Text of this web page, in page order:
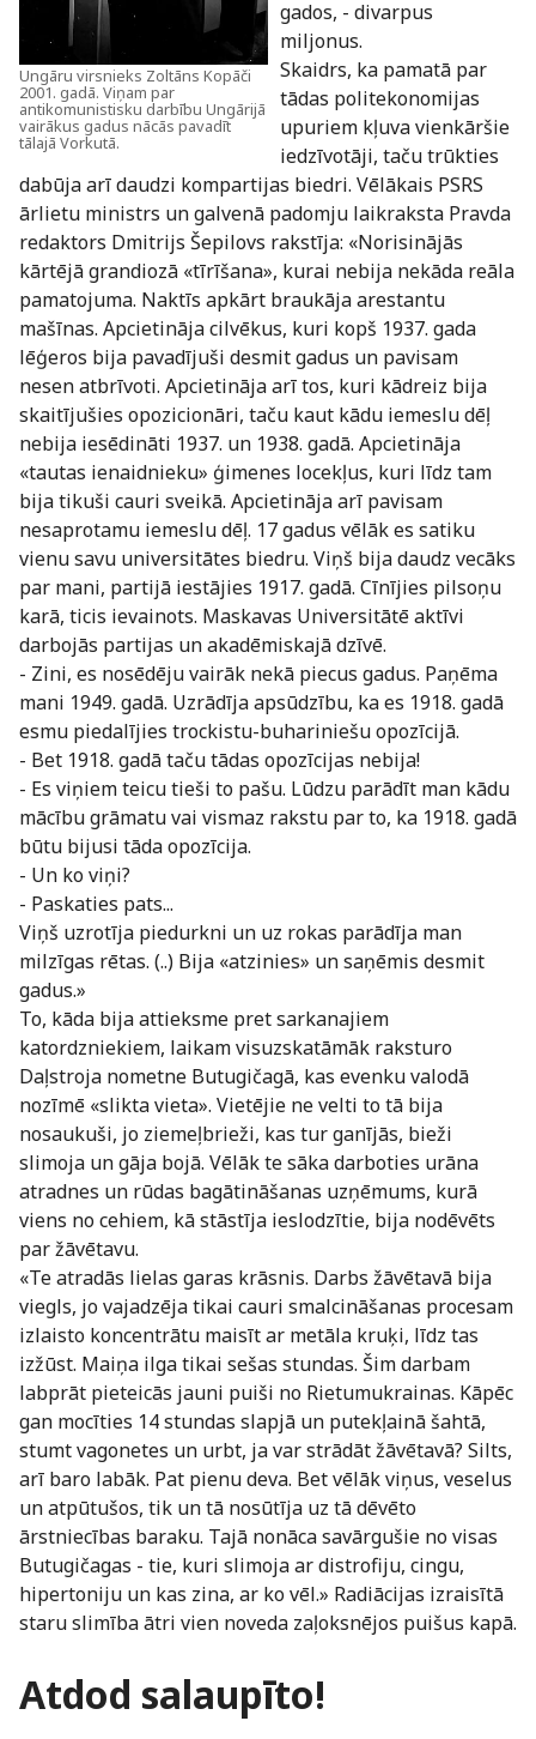
Ungāru virsnieks Zoltāns Kopāči
2001. gadā. Viņam par
antikomunistisku darbību Ungārijā
vairākus gadus nācās pavadīt
tālajā Vorkutā.
gados, - divarpus
miljonus.
Skaidrs, ka pamatā par
tādas politekonomijas
upuriem kļuva vienkāršie
iedzīvotāji, taču trūkties
dabūja arī daudzi kompartijas biedri. Vēlākais PSRS
ārlietu ministrs un galvenā padomju laikraksta Pravda
redaktors Dmitrijs Šepilovs rakstīja: «Norisinājās
kārtējā grandiozā «tīrīšana», kurai nebija nekāda reāla
pamatojuma. Naktīs apkārt braukāja arestantu
mašīnas. Apcietināja cilvēkus, kuri kopš 1937. gada
lēģeros bija pavadījuši desmit gadus un pavisam
nesen atbrīvoti. Apcietināja arī tos, kuri kādreiz bija
skaitījušies opozicionāri, taču kaut kādu iemeslu dēļ
nebija iesēdināti 1937. un 1938. gadā. Apcietināja
«tautas ienaidnieku» ģimenes locekļus, kuri līdz tam
bija tikuši cauri sveikā. Apcietināja arī pavisam
nesaprotamu iemeslu dēļ. 17 gadus vēlāk es satiku
vienu savu universitātes biedru. Viņš bija daudz vecāks
par mani, partijā iestājies 1917. gadā. Cīnījies pilsoņu
karā, ticis ievainots. Maskavas Universitātē aktīvi
darbojās partijas un akadēmiskajā dzīvē.
- Zini, es nosēdēju vairāk nekā piecus gadus. Paņēma
mani 1949. gadā. Uzrādīja apsūdzību, ka es 1918. gadā
esmu piedalījies trockistu-buhariniešu opozīcijā.
- Bet 1918. gadā taču tādas opozīcijas nebija!
- Es viņiem teicu tieši to pašu. Lūdzu parādīt man kādu
mācību grāmatu vai vismaz rakstu par to, ka 1918. gadā
būtu bijusi tāda opozīcija.
- Un ko viņi?
- Paskaties pats...
Viņš uzrotīja piedurkni un uz rokas parādīja man
milzīgas rētas. (..) Bija «atzinies» un saņēmis desmit
gadus.»
To, kāda bija attieksme pret sarkanajiem
katordzniekiem, laikam visuzskatāmāk raksturo
Daļstroja nometne Butugičagā, kas evenku valodā
nozīmē «slikta vieta». Vietējie ne velti to tā bija
nosaukuši, jo ziemeļbrieži, kas tur ganījās, bieži
slimoja un gāja bojā. Vēlāk te sāka darboties urāna
atradnes un rūdas bagātināšanas uzņēmums, kurā
viens no cehiem, kā stāstīja ieslodzītie, bija nodēvēts
par žāvētavu.
«Te atradās lielas garas krāsnis. Darbs žāvētavā bija
viegls, jo vajadzēja tikai cauri smalcināšanas procesam
izlaisto koncentrātu maisīt ar metāla kruķi, līdz tas
izžūst. Maiņa ilga tikai sešas stundas. Šim darbam
labprāt pieteicās jauni puiši no Rietumukrainas. Kāpēc
gan mocīties 14 stundas slapjā un putekļainā šahtā,
stumt vagonetes un urbt, ja var strādāt žāvētavā? Silts,
arī baro labāk. Pat pienu deva. Bet vēlāk viņus, veselus
un atpūtušos, tik un tā nosūtīja uz tā dēvēto
ārstniecības baraku. Tajā nonāca savārgušie no visas
Butugičagas - tie, kuri slimoja ar distrofiju, cingu,
hipertoniju un kas zina, ar ko vēl.» Radiācijas izraisītā
staru slimība ātri vien noveda zaļoksnējos puišus kapā.
Atdod salaupīto!